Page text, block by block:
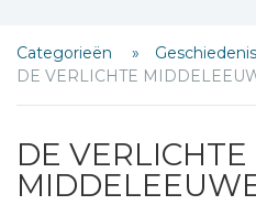
Categorieën
Geschiedenis
DE VERLICHTE
DE VERLICHTE